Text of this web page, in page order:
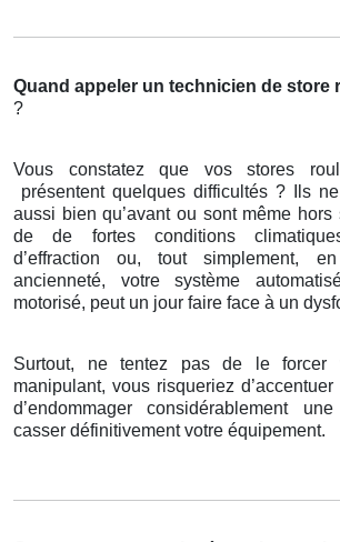
Quand appeler un technicien de store
?
Vous constatez que vos stores
présentent quelques difficultés ? Ils
aussi bien qu’avant ou sont même
de de fortes conditions
d’effraction ou, tout simplement,
ancienneté, votre système
motorisé, peut un jour faire face à un
Surtout, ne tentez pas de le forcer
manipulant, vous risqueriez
d’endommager considérablement
casser définitivement votre équipement.